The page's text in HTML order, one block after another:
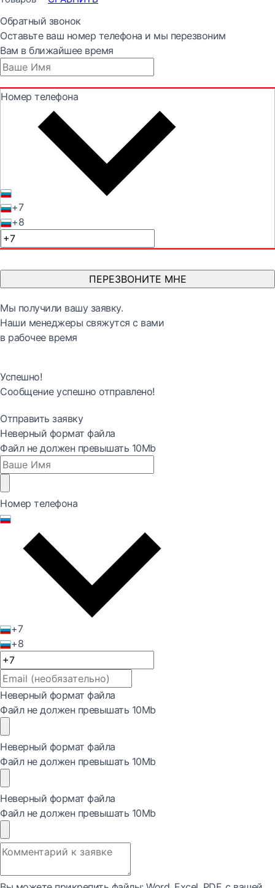
Обратный звонок
Оставьте ваш номер телефона и мы перезвоним
Вам в ближайшее время
Номер телефона
+7
+8
ПЕРЕЗВОНИТЕ МНЕ
Мы получили вашу заявку.
Наши менеджеры свяжутся с вами
в рабочее время
Успешно!
Сообщение успешно отправлено!
Отправить заявку
Неверный формат файла
Файл не должен превышать 10Mb
Номер телефона
+7
+8
Неверный формат файла
Файл не должен превышать 10Mb
Неверный формат файла
Файл не должен превышать 10Mb
Неверный формат файла
Файл не должен превышать 10Mb